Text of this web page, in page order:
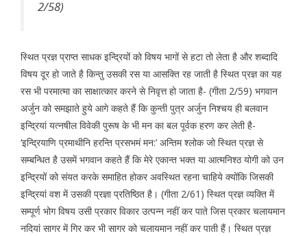
2/58)
स्थित प्रज्ञ प्राप्त साधक इन्द्रियों को विषय भागों से हटा तो लेता है और शब्दादि
विषय दूर हो जाते है किन्तु उसकी रस या आसक्ति रह जाती है स्थित प्रज्ञ का यह
रस भी परमात्मा का साक्षात्कार करने से निवृत्त हो जाता है- (गीता 2/59) भगवान
अर्जुन को समझाते हुये आगे कहते हैं कि कुन्ती पुत्र अर्जुन निश्चय ही बलवान
इन्द्रियां यत्नषील विवेकी पुरूष के भी मन का बल पूर्वक हरण कर लेती है-
‘इन्द्रियाणि प्रमाथीनि हरन्ति प्रसभमं मन:’ अन्तिम श्लोक जो स्थित प्रज्ञ से
सम्बन्धित है उसमें भगवान कहते हैं कि मेरे एकान्त भक्त या आत्मनिश्ठ योगी को उन
इन्द्रियों को संयत करके समाहित होकर अवस्थित रहना चाहिये क्योंकि जिसकी
इन्द्रियां वश में उसकी प्रज्ञा प्रतिष्ठित है। (गीता 2/61) स्थित प्रज्ञ व्यक्ति में
सम्पूर्ण भोग विषय उसी प्रकार विकार उत्पन्न नहीं कर पाते जिस प्रकार चलायमान
नदियां सागर में गिर कर भी सागर को चलायमान नहीं कर पाती हैं। स्थित प्रज्ञ